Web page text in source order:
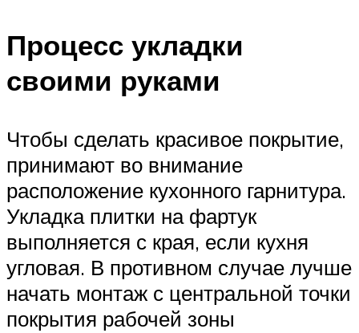
Процесс укладки
своими руками
Чтобы сделать красивое покрытие,
принимают во внимание
расположение кухонного гарнитура.
Укладка плитки на фартук
выполняется с края, если кухня
угловая. В противном случае лучше
начать монтаж с центральной точки
покрытия рабочей зоны